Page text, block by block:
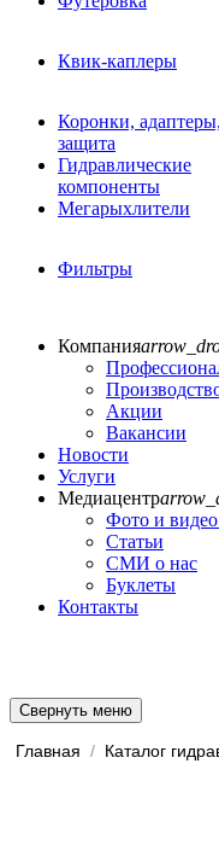
Квик-каплеры
Коронки, адаптеры,
защита
Гидравлические
компоненты
Мегарыхлители
Фильтры
Компания
Акции
Вакансии
Новости
Услуги
Медиацентр
Фото и видео
Статьи
СМИ о нас
Буклеты
Контакты
Свернуть меню
Главная /